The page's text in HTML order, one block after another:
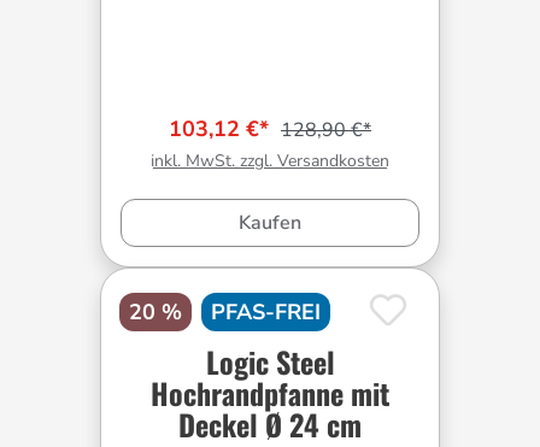
103,12 €* 128,90 €*
inkl. MwSt. zzgl. Versandkosten
Kaufen
20 % PFAS-FREI
Logic Steel
Hochrandpfanne mit
Deckel Ø 24 cm